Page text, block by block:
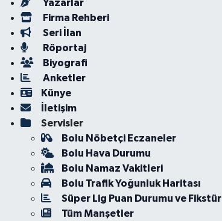
Yazarlar
Firma Rehberi
Seri İlan
Röportaj
Biyografi
Anketler
Künye
İletişim
Servisler
Bolu Nöbetçi Eczaneler
Bolu Hava Durumu
Bolu Namaz Vakitleri
Bolu Trafik Yoğunluk Haritası
Süper Lig Puan Durumu ve Fikstür
Tüm Manşetler